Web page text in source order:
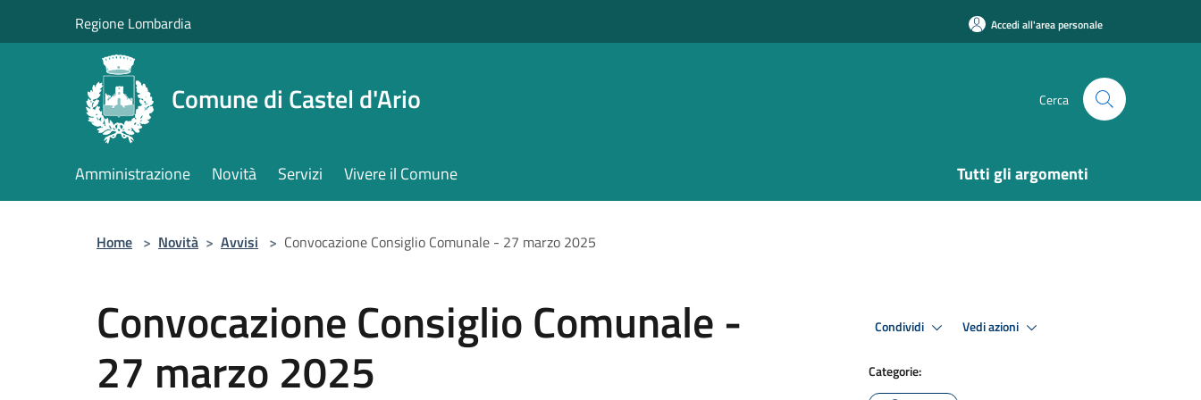
Regione Lombardia Accedi all'area personale
Comune di Castel d'Ario Cerca
Amministrazione Novità Servizi Vivere il Comune Tutti gli argomenti
Home > Novità > Avvisi > Convocazione Consiglio Comunale - 27 marzo 2025
Convocazione Consiglio Comunale -
27 marzo 2025
Condividi Vedi azioni
Categorie: